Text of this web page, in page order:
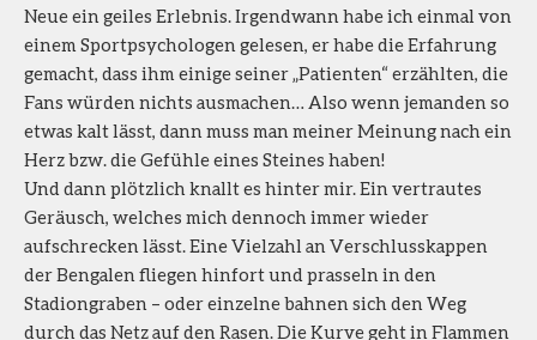
Neue ein geiles Erlebnis. Irgendwann habe ich einmal von
einem Sportpsychologen gelesen, er habe die Erfahrung
gemacht, dass ihm einige seiner „Patienten“ erzählten, die
Fans würden nichts ausmachen… Also wenn jemanden so
etwas kalt lässt, dann muss man meiner Meinung nach ein
Herz bzw. die Gefühle eines Steines haben!
Und dann plötzlich knallt es hinter mir. Ein vertrautes
Geräusch, welches mich dennoch immer wieder
aufschrecken lässt. Eine Vielzahl an Verschlusskappen
der Bengalen fliegen hinfort und prasseln in den
Stadiongraben – oder einzelne bahnen sich den Weg
durch das Netz auf den Rasen. Die Kurve geht in Flammen